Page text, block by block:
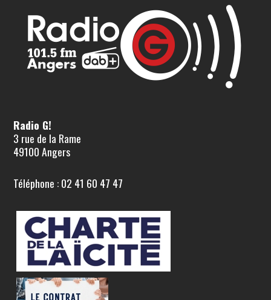
Radio G!
3 rue de la Rame
49100 Angers
Téléphone : 02 41 60 47 47